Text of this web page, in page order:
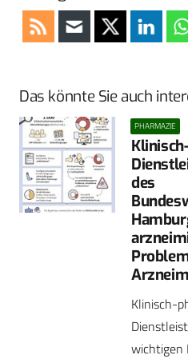
Das könnte Sie auch
PHARMAZIE
des
Klinisch-
wichtigen